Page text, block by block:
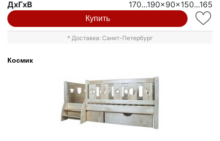
ДxГxВ 170...190x90x150...165
Купить
* Доставка: Санкт-Петербург
Космик